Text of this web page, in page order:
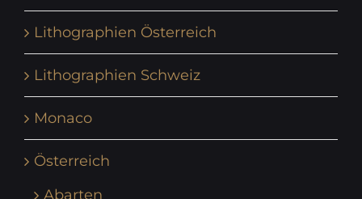
Lithographien Österreich
Lithographien Schweiz
Monaco
Österreich
Abarten